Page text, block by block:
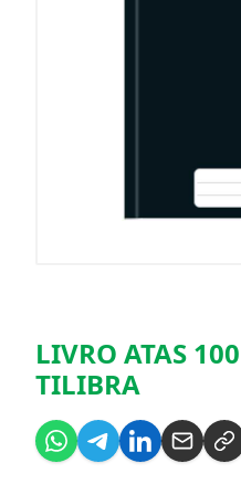
LIVRO ATAS
TILIBRA